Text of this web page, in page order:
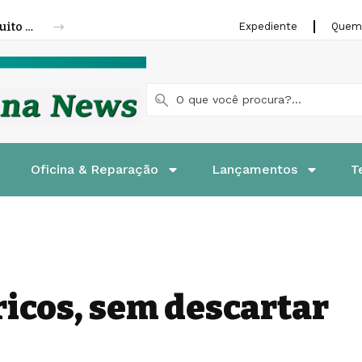
Fenatran 2026 abre credenciamento gratuito para visitantes Expediente
Oficina & Reparação Lançamentos
sem descartar